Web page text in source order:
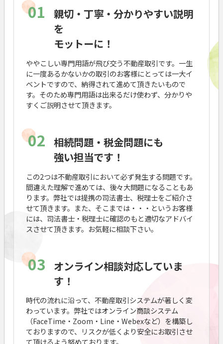
01
親切・丁寧・分かりやすい説明
を
モットーに！
ややこしい専門用語が飛び交う不動産取引です。一生
に一度あるかないかの取引のお客様にとっては一大イ
ベントですので、納得されて進めて頂きたいもので
す。そのため専門用語は出来るだけ使わず、分かりや
すくご説明させて頂きます。
02 相続問題・税金問題にも
強い担当です！
この2つは不動産取引において必ず発生する問題です。
間違えた理解で進めては、後々大問題になることもあ
ります。弊社では提携の司法書士、税理士をご紹介さ
せて頂きます。また、そこまでは・・・というお客様
には、司法書士・税理士に確認のもと適切なアドバイ
スさせて頂きます。お気軽に相談下さい。
03
オンライン相談対応していま
す！
時代の流れに沿って、不動産取引システムが著しく変
わっています。弊社ではオンライン商談システム
（FaceTime・Zoom・Line・Webexなど）を構築し
ておりますので、リスクが低くより安全にお取引させ
て頂けるよう努めております。